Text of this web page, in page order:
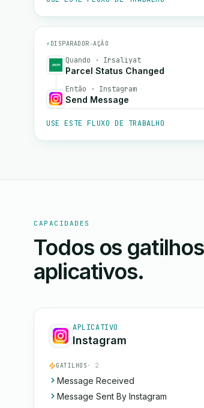
⚡ DISPARADOR→AÇÃO
Quando · Irsaliyat
Parcel Status Changed
Então · Instagram
Send Message
USE ESTE FLUXO DE TRABALHO
CAPACIDADES
Todos os
aplicativos.
APLICATIVO
Instagram
GATILHOS · 2
Message Received
Message Sent By Instagram